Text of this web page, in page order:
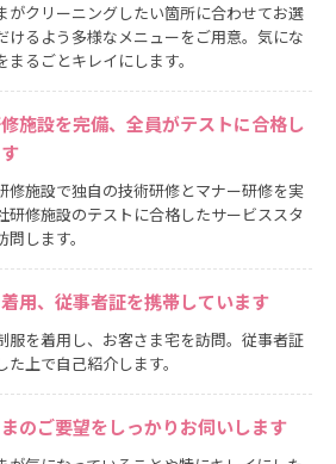
がクリーニングしたい箇所に合わせてお選
けるよう多様なメニューをご用意。気にな
まるごとキレイにします。
施設を完備、全員がテストに合格し
修施設で独自の技術研修とマナー研修を実
研修施設のテストに合格したサービススタ
問します。
用、従事者証を携帯しています
服を着用し、お客さま宅を訪問。従事者証
た上で自己紹介します。
のご要望をしっかりお伺いします